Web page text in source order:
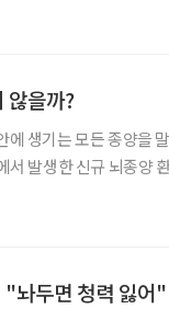
않을까?
생기는 모든 종양을
발생한 신규 뇌종양
놔두면 청력 잃어"